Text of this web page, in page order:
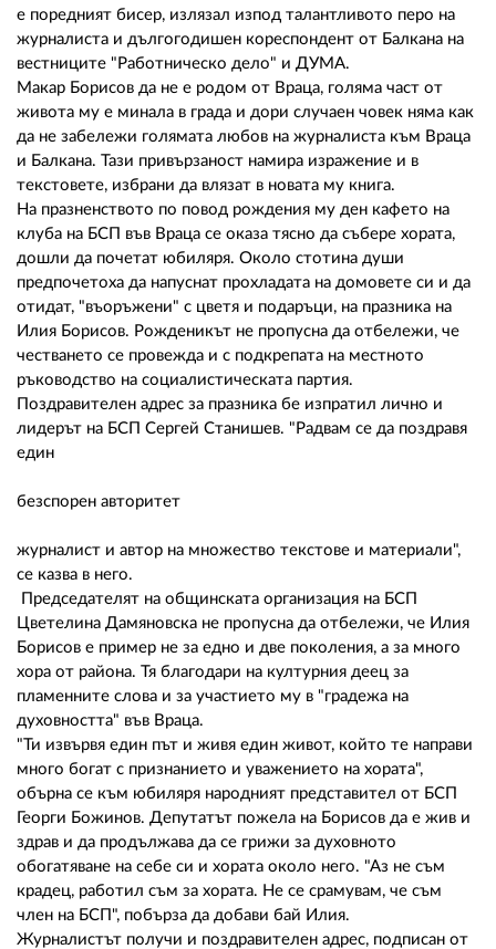
е поредният бисер, излязал изпод талантливото перо на
журналиста и дългогодишен кореспондент от Балкана на
вестниците "Работническо дело" и ДУМА.
Макар Борисов да не е родом от Враца, голяма част от
живота му е минала в града и дори случаен човек няма как
да не забележи голямата любов на журналиста към Враца
и Балкана. Тази привързаност намира изражение и в
текстовете, избрани да влязат в новата му книга.
На празненството по повод рождения му ден кафето на
клуба на БСП във Враца се оказа тясно да събере хората,
дошли да почетат юбиляря. Около стотина души
предпочетоха да напуснат прохладата на домовете си и да
отидат, "въоръжени" с цветя и подаръци, на празника на
Илия Борисов. Рожденикът не пропусна да отбележи, че
честването се провежда и с подкрепата на местното
ръководство на социалистическата партия.
Поздравителен адрес за празника бе изпратил лично и
лидерът на БСП Сергей Станишев. "Радвам се да поздравя
един
безспорен авторитет
журналист и автор на множество текстове и материали",
се казва в него.
Председателят на общинската организация на БСП
Цветелина Дамяновска не пропусна да отбележи, че Илия
Борисов е пример не за едно и две поколения, а за много
хора от района. Тя благодари на културния деец за
пламенните слова и за участието му в "градежа на
духовността" във Враца.
"Ти извървя един път и живя един живот, който те направи
много богат с признанието и уважението на хората",
обърна се към юбиляря народният представител от БСП
Георги Божинов. Депутатът пожела на Борисов да е жив и
здрав и да продължава да се грижи за духовното
обогатяване на себе си и хората около него. "Аз не съм
крадец, работил съм за хората. Не се срамувам, че съм
член на БСП", побърза да добави бай Илия.
Журналистът получи и поздравителен адрес, подписан от
ПОЛИТИКА ЗА БИСКВИТКИТЕ
ПОЛИТИКАТА ЗА
ПОВЕРИТЕЛНОСТ
02 975 20 35